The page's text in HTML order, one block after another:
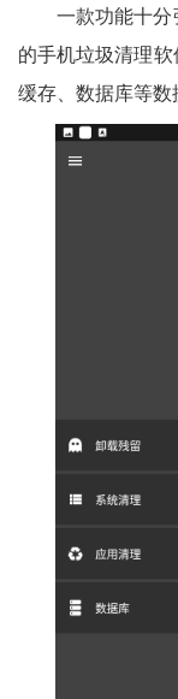
一款功能十
的手机垃圾清理
缓存、数据库等数